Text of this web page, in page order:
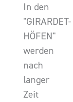
In den
"GIRARDET-
HÖFEN"
werden
nach
langer
Zeit